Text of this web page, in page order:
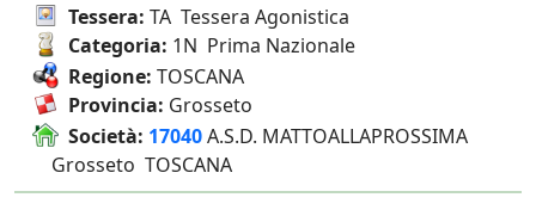
Tessera: TA Tessera Agonistica
Categoria: 1N Prima Nazionale
Regione: TOSCANA
Provincia: Grosseto
Società: 17040A.S.D. MATTOALLAPROSSIMA
Grosseto TOSCANA